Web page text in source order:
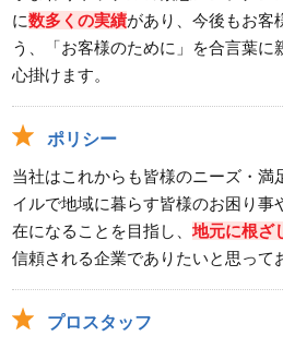
に数多くの実績があり、今後もお客
う、「お客様のために」を合言葉に
心掛けます。
ポリシー
当社はこれからも皆様のニーズ・満
イルで地域に暮らす皆様のお困り事
在になることを目指し、地元に根ざ
信頼される企業でありたいと思って
プロスタッフ